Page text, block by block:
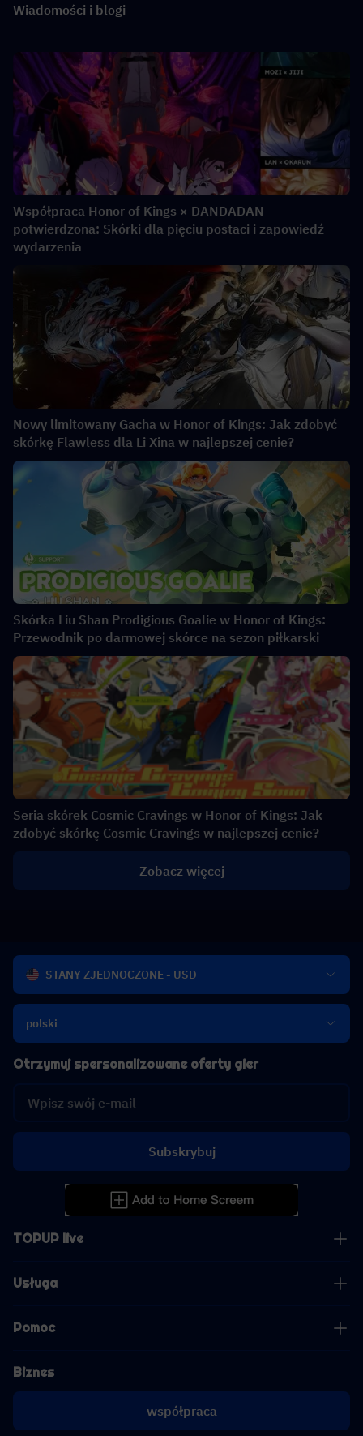
Wiadomości i blogi
Współpraca Honor of Kings × DANDADAN
potwierdzona: Skórki dla pięciu postaci i zapowiedź
wydarzenia
Nowy limitowany Gacha w Honor of Kings: Jak zdobyć
skórkę Flawless dla Li Xina w najlepszej cenie?
Skórka Liu Shan Prodigious Goalie w Honor of Kings:
Przewodnik po darmowej skórce na sezon piłkarski
Seria skórek Cosmic Cravings w Honor of Kings: Jak
zdobyć skórkę Cosmic Cravings w najlepszej cenie?
Zobacz więcej
STANY ZJEDNOCZONE - USD
polski
TOPUP live
Usługa
Pomoc
Biznes
współpraca
Otrzymuj spersonalizowane oferty gier
Subskrybuj